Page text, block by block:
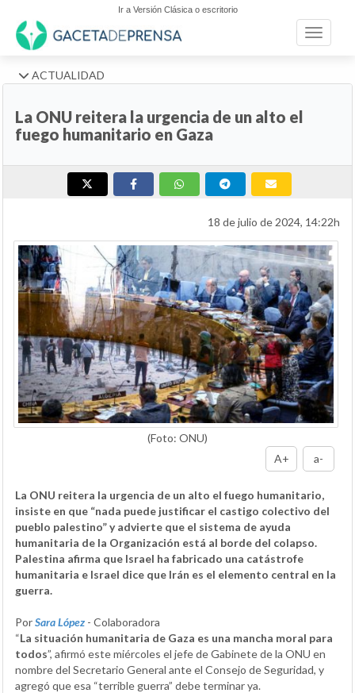
Ir a Versión Clásica o escritorio
Toggle
ACTUALIDAD
La ONU reitera la urgencia de un alto el
fuego humanitario en Gaza
18 de julio de 2024, 14:22h
(Foto: ONU)
A+
a-
La ONU reitera la urgencia de un alto el fuego humanitario,
insiste en que “nada puede justificar el castigo colectivo del
pueblo palestino” y advierte que el sistema de ayuda
humanitaria de la Organización está al borde del colapso.
Palestina afirma que Israel ha fabricado una catástrofe
humanitaria e Israel dice que Irán es el elemento central en la
guerra.
PorSara López - Colaboradora
“La situación humanitaria de Gaza es una mancha moral para
todos”, afirmó este miércoles el jefe de Gabinete de la ONU en
nombre del Secretario General ante el Consejo de Seguridad, y
agregó que esa “terrible guerra” debe terminar ya.